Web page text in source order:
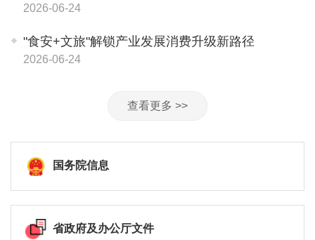
2026-06-24
"食安+文旅"解锁产业发展消费升级新路径
2026-06-24
查看更多 >>
国务院信息
省政府及办公厅文件